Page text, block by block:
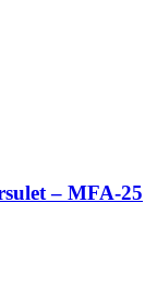
– MFA-25